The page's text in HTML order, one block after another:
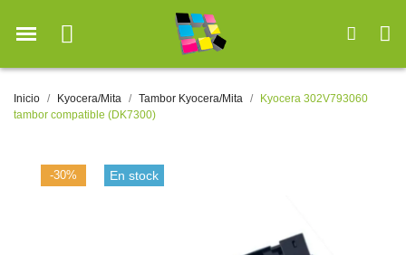
Inicio Kyocera/Mita Tambor Kyocera/Mita
Kyocera 302V793060
tambor compatible (DK7300)
-30% En stock